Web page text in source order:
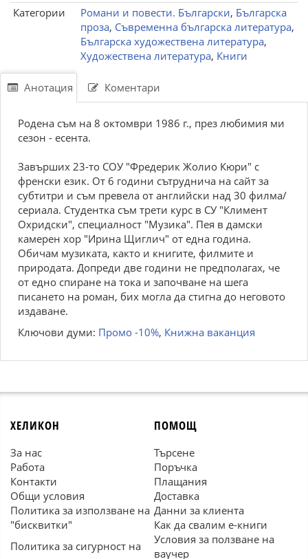
Категории
Романи и повести. Български, Българска
проза, Съвременна българска литература,
Българска художествена литература,
Художествена литература, Книги
Анотация Коментари
Родена съм на 8 октомври 1986 г., през любимия ми
сезон - есента.
Завърших 23-то СОУ "Фредерик Жолио Кюри" с
френски език. От 6 години сътруднича на сайт за
субтитри и съм превела от английски над 30 филма/
сериала. Студентка съм трети курс в СУ "Климент
Охридски", специалност "Музика". Пея в дамски
камерен хор "Ирина Щиглич" от една година.
Обичам музиката, както и книгите, филмите и
природата. Допреди две години не предполагах, че
от едно спиране на тока и започване на шега
писането на роман, бих могла да стигна до неговото
издаване.
Ключови думи: Промо -10%, Книжна ваканция
ХЕЛИКОН
За нас
Работа
Контакти
Общи условия
Политика за използване на
"бисквитки"
Политика за сигурност на
ПОМОЩ
Търсене
Поръчка
Плащания
Доставка
Данни за клиента
Как да свалим е-книги
Условия за ползване на
ваучер